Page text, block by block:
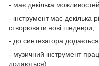
- має декілька
- інструмент має декілька
створювати нові шедеври;
- до синтезатора
- музичний інструмент
додаються).